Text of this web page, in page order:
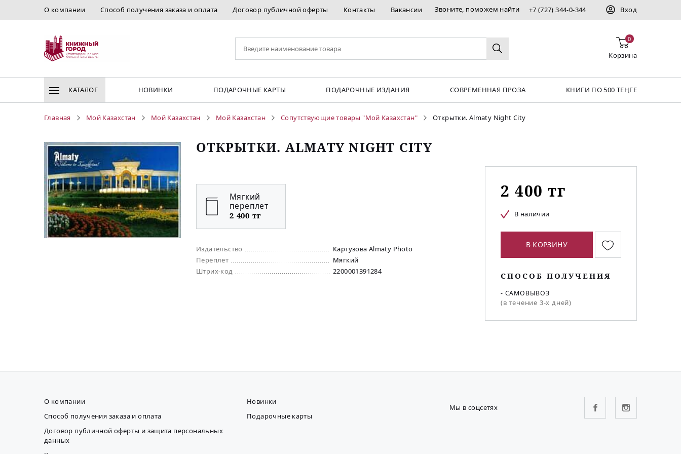
О компании Способ получения заказа и оплата Договор публичной оферты Контакты Вакансии Звоните, поможем найти +7 (727) 344-0-344 Вход
0
Корзина
КАТАЛОГ НОВИНКИ ПОДАРОЧНЫЕ КАРТЫ ПОДАРОЧНЫЕ ИЗДАНИЯ СОВРЕМЕННАЯ ПРОЗА КНИГИ ПО 500 ТЕҢГЕ
Главная Мой Казахстан Мой Казахстан Мой Казахстан Сопутствующие товары "Мой Казахстан" Открытки. Аlmaty Night City
ОТКРЫТКИ. АLMATY NIGHT CITY
Мягкий
переплет
2 400 тг
Издательство
Картузова Almaty Photo
Переплет
Мягкий
Штрих-код
2200001391284
2 400 тг
В наличии
В КОРЗИНУ
СПОСОБ ПОЛУЧЕНИЯ
- САМОВЫВОЗ
(в течение 3-х дней)
О компании
Способ получения заказа и оплата
Договор публичной оферты и защита персональных
данных
Новинки
Подарочные карты
Мы в соцсетях